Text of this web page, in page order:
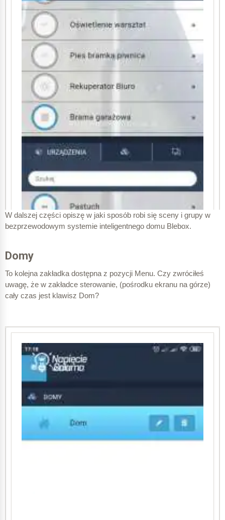
Mój profil w aplikacji wBox zawiera podstawowe dane o
ręcznej synchronizacji z µPortal oraz jest wylogowania
W prawym górnym rogu znajduje się ikona ołówka
symbolizująca możliwość edycji.
Po kliknięciu w ikonę edycji Mojego profilu mam możliwość
zmiany imienia i nazwiska.
Zmiany muszę zapisać klikając ikonę dyskietki w
prawym górnym rogu.
Wracają wspomnienia – używałem dyskietek 3,5″
W dalszej części opiszę w jaki sposób robi się sceny i grupy w
bezprzewodowym systemie inteligentnego domu Blebox.
Domy
To kolejna zakładka dostępna z pozycji Menu. Czy zwróciłeś
uwagę, że w zakładce sterowanie, (pośrodku ekranu na górze)
cały czas jest klawisz Dom?